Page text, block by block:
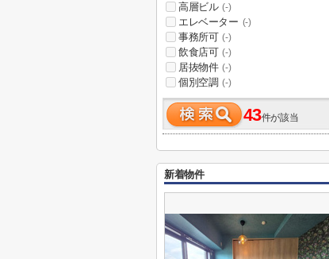
高層ビル (-)
エレベーター (-)
事務所可 (-)
飲食店可 (-)
居抜物件 (-)
個別空調 (-)
43件が該当
新着物件